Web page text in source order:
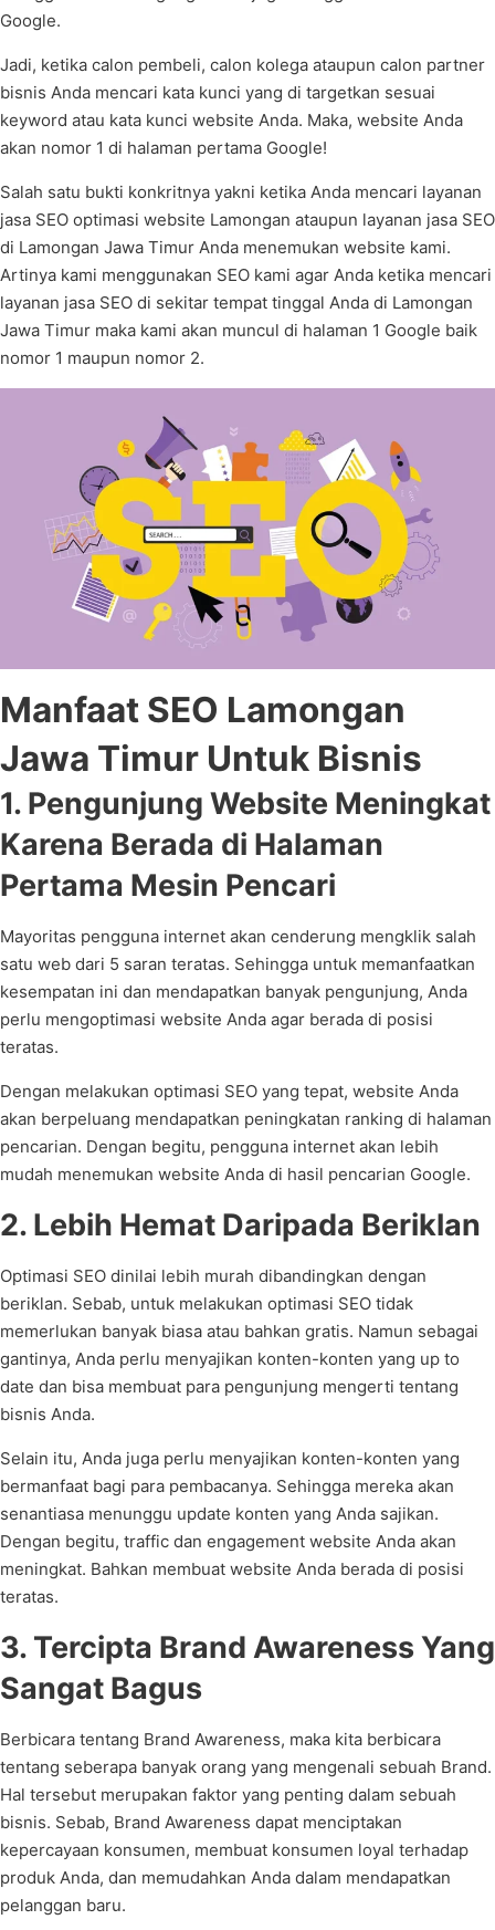
Google.
Jadi, ketika calon pembeli, calon kolega ataupun calon partner
bisnis Anda mencari kata kunci yang di targetkan sesuai
keyword atau kata kunci website Anda. Maka, website Anda
akan nomor 1 di halaman pertama Google!
Salah satu bukti konkritnya yakni ketika Anda mencari layanan
jasa SEO optimasi website Lamongan ataupun layanan jasa SEO
di Lamongan Jawa Timur Anda menemukan website kami.
Artinya kami menggunakan SEO kami agar Anda ketika mencari
layanan jasa SEO di sekitar tempat tinggal Anda di Lamongan
Jawa Timur maka kami akan muncul di halaman 1 Google baik
nomor 1 maupun nomor 2.
Manfaat SEO Lamongan
Jawa Timur Untuk Bisnis
1. Pengunjung Website Meningkat
Karena Berada di Halaman
Pertama Mesin Pencari
Mayoritas pengguna internet akan cenderung mengklik salah
satu web dari 5 saran teratas. Sehingga untuk memanfaatkan
kesempatan ini dan mendapatkan banyak pengunjung, Anda
perlu mengoptimasi website Anda agar berada di posisi
teratas.
Dengan melakukan optimasi SEO yang tepat, website Anda
akan berpeluang mendapatkan peningkatan ranking di halaman
pencarian. Dengan begitu, pengguna internet akan lebih
mudah menemukan website Anda di hasil pencarian Google.
2. Lebih Hemat Daripada Beriklan
Optimasi SEO dinilai lebih murah dibandingkan dengan
beriklan. Sebab, untuk melakukan optimasi SEO tidak
memerlukan banyak biasa atau bahkan gratis. Namun sebagai
gantinya, Anda perlu menyajikan konten-konten yang up to
date dan bisa membuat para pengunjung mengerti tentang
bisnis Anda.
Selain itu, Anda juga perlu menyajikan konten-konten yang
bermanfaat bagi para pembacanya. Sehingga mereka akan
senantiasa menunggu update konten yang Anda sajikan.
Dengan begitu, traffic dan engagement website Anda akan
meningkat. Bahkan membuat website Anda berada di posisi
teratas.
3. Tercipta Brand Awareness Yang
Sangat Bagus
Berbicara tentang Brand Awareness, maka kita berbicara
tentang seberapa banyak orang yang mengenali sebuah Brand.
Hal tersebut merupakan faktor yang penting dalam sebuah
bisnis. Sebab, Brand Awareness dapat menciptakan
kepercayaan konsumen, membuat konsumen loyal terhadap
produk Anda, dan memudahkan Anda dalam mendapatkan
pelanggan baru.